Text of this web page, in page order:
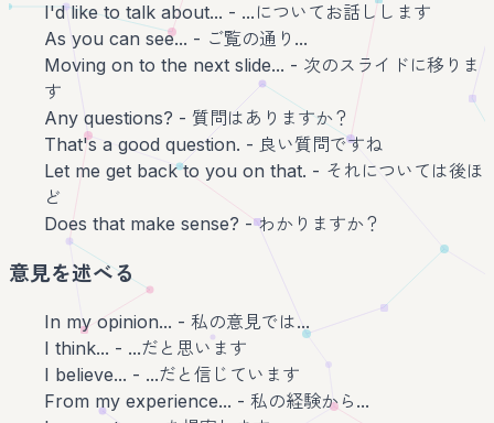
I'd like to talk about... - ...についてお話しします
As you can see... - ご覧の通り...
Moving on to the next slide... - 次のスライドに移りま
す
Any questions? - 質問はありますか？
That's a good question. - 良い質問ですね
Let me get back to you on that. - それについては後ほ
ど
Does that make sense? - わかりますか？
意見を述べる
In my opinion... - 私の意見では...
I think... - ...だと思います
I believe... - ...だと信じています
From my experience... - 私の経験から...